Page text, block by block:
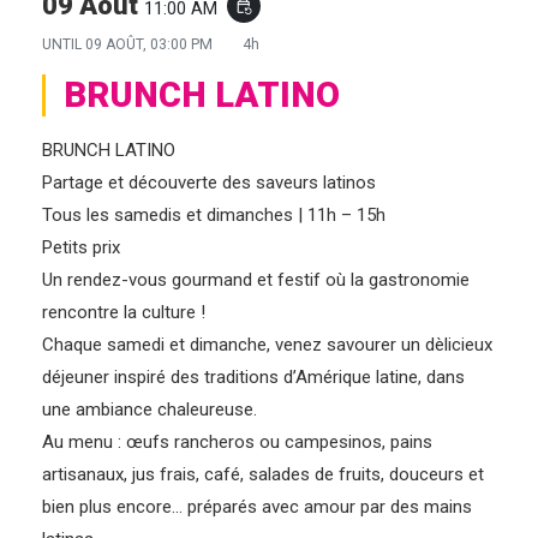
11:00 AM event_repeat
UNTIL 09 AOÛT, 03:00 PM 4h
BRUNCH LATINO
BRUNCH LATINO
Partage et découverte des saveurs latinos
Tous les samedis et dimanches | 11h – 15h
Petits prix
Un rendez-vous gourmand et festif où la gastronomie
rencontre la culture !
Chaque samedi et dimanche, venez savourer un dèlicieux
déjeuner inspiré des traditions d’Amérique latine, dans
une ambiance chaleureuse.
Au menu : œufs rancheros ou campesinos, pains
artisanaux, jus frais, café, salades de fruits, douceurs et
bien plus encore… préparés avec amour par des mains